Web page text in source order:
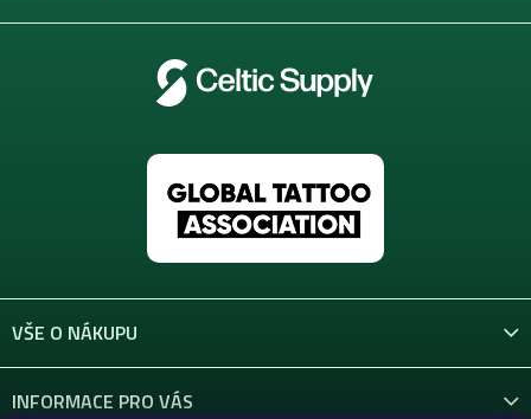
VŠE O NÁKUPU
INFORMACE PRO VÁS